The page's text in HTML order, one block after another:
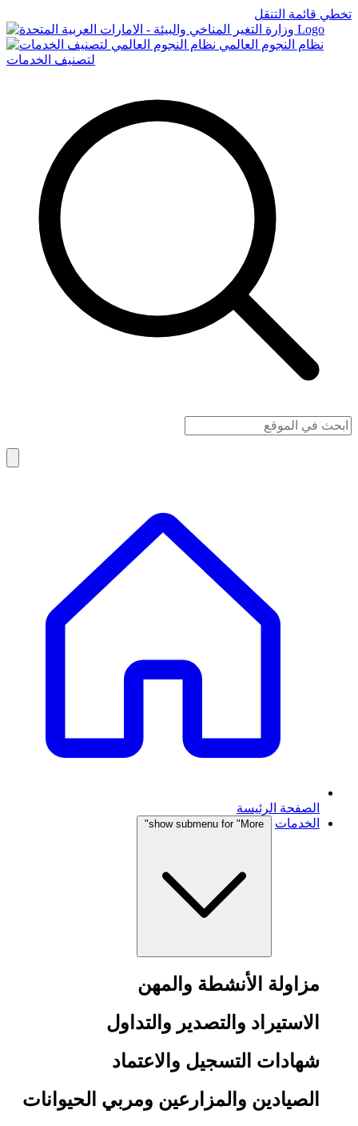
تخطي قائمة التنقل
Logo
نظام النجوم العالمي
لتصنيف الخدمات
الصفحة الرئيسة
الخدمات
show submenu for "More"
مزاولة الأنشطة والمهن
الاستيراد والتصدير والتداول
شهادات التسجيل والاعتماد
الصيادين والمزارعين ومربي الحيوانات